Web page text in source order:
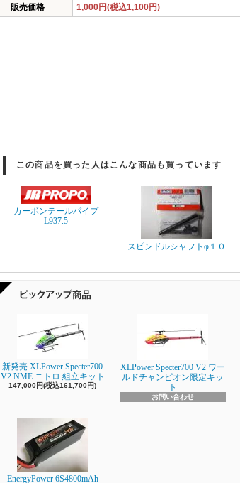
販売価格
1,000円(税込1,100円)
この商品を買った人はこんな商品も買っています
カーボンテールパイプ
L937.5
スピンドルシャフトφ１０
新発売 XLPower Specter700
V2 NME ニトロ 組立キット
147,000円(税込161,700円)
XLPower Specter700 V2 ワー
ルドチャンピオン限定キッ
ト
お問い合わせ
EnergyPower 6S4800mAh